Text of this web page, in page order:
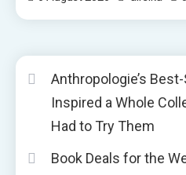
Anthropologie’s
Inspired a Whole
Had to Try Them
Book Deals for the